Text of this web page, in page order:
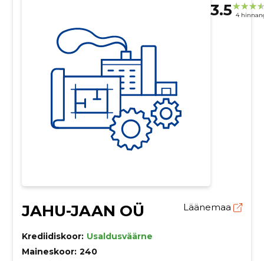
3.5 4
JAHU-JAAN OÜ Läänemaa
Krediidiskoor: Usaldusväärne
Maineskoor: 240